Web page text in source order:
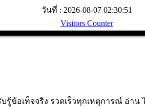
วันที่ : 2026-08-07 02:30:51
Visitors Counter
ข้อเท็จจริง รวดเร็วทุกเหตุการณ์ อ่าน